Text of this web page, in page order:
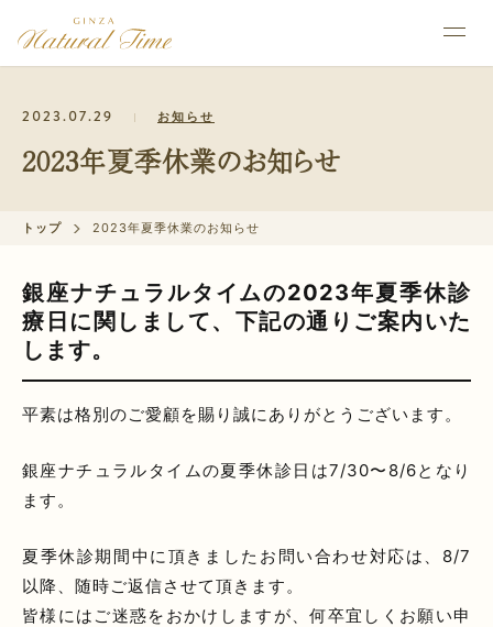
2023.07.29 お知らせ
2023年夏季休業のお知らせ
トップ 2023年夏季休業のお知らせ
銀座ナチュラルタイムの2023年夏季休診
療日に関しまして、下記の通りご案内いた
します。
平素は格別のご愛顧を賜り誠にありがとうございます。
銀座ナチュラルタイムの夏季休診日は7/30〜8/6となり
ます。
夏季休診期間中に頂きましたお問い合わせ対応は、8/7
以降、随時ご返信させて頂きます。
皆様にはご迷惑をおかけしますが、何卒宜しくお願い申